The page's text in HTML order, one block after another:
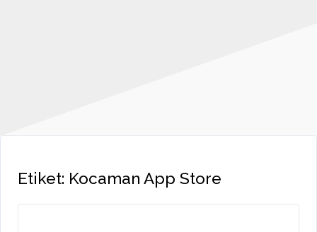
Etiket: Kocaman App Store